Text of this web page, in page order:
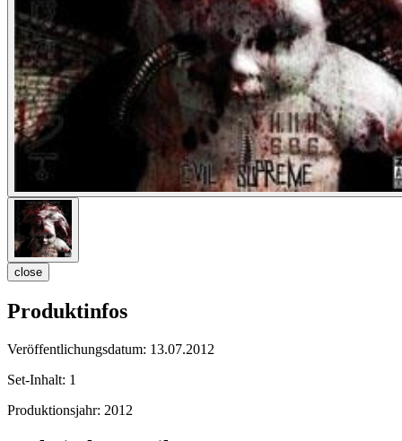
close
Produktinfos
Veröffentlichungsdatum: 13.07.2012
Set-Inhalt: 1
Produktionsjahr: 2012